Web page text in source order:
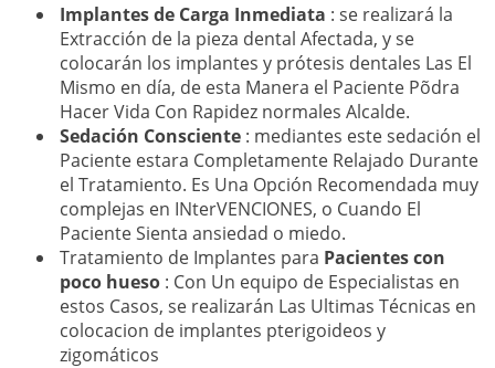
Implantes de Carga Inmediata : se realizará la
Extracción de la pieza dental Afectada, y se
colocarán los implantes y prótesis dentales Las El
Mismo en día, de esta Manera el Paciente Põdra
Hacer Vida Con Rapidez normales Alcalde.
Sedación Consciente : mediantes este sedación el
Paciente estara Completamente Relajado Durante
el Tratamiento. Es Una Opción Recomendada muy
complejas en INterVENCIONES, o Cuando El
Paciente Sienta ansiedad o miedo.
Tratamiento de Implantes para Pacientes con
poco hueso : Con Un equipo de Especialistas en
estos Casos, se realizarán Las Ultimas Técnicas en
colocacion de implantes pterigoideos y
zigomáticos